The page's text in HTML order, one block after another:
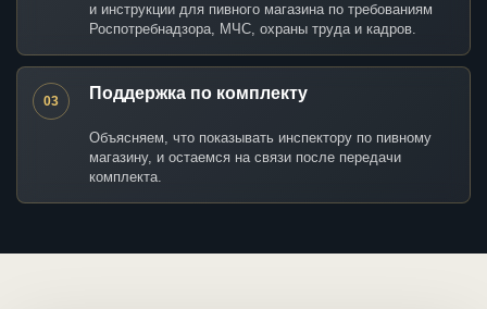
и инструкции для пивного магазина по требованиям
Роспотребнадзора, МЧС, охраны труда и кадров.
03 Поддержка по комплекту
Объясняем, что показывать инспектору по пивному
магазину, и остаемся на связи после передачи
комплекта.